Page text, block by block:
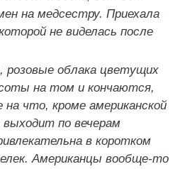
на медсестру. Приехала
не виделась после
розовые облака цветущих
на том и кончаются,
что, кроме американской
выходит по вечерам
в коротком
Американцы вообще-то